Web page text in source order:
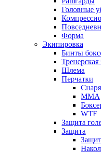
Головные
Форма
Экипировка
Бинты
Шлема
Перчатки
ММА
WTF
Защита
Защита